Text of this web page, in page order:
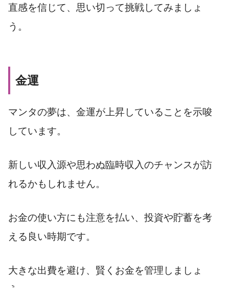
直感を信じて、思い切って挑戦してみましょ
う。
金運
マンタの夢は、金運が上昇していることを示唆
しています。
新しい収入源や思わぬ臨時収入のチャンスが訪
れるかもしれません。
お金の使い方にも注意を払い、投資や貯蓄を考
える良い時期です。
大きな出費を避け、賢くお金を管理しましょ